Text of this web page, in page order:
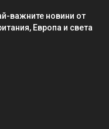
важните новини от
Европа и света